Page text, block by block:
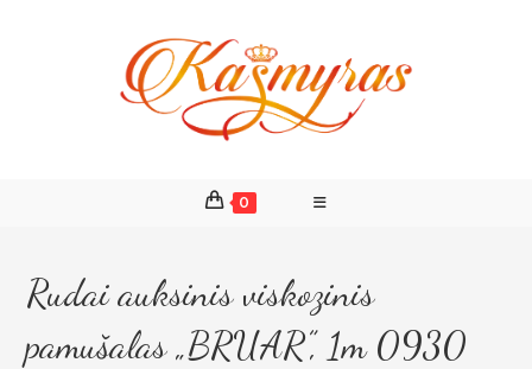
0
Rudai auksinis viskozinis
pamušalas „BRUAR”, 1m 0930